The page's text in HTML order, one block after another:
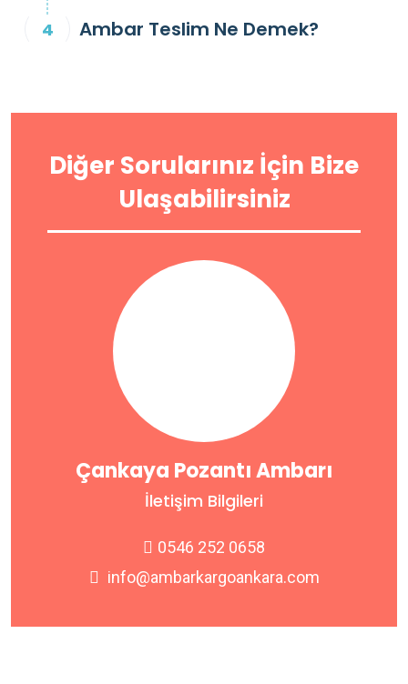
Ambar Teslim Ne Demek?
Diğer Sorularınız İçin Bize
Ulaşabilirsiniz
Çankaya Pozantı Ambarı
İletişim Bilgileri
0546 252 0658
info@ambarkargoankara.com